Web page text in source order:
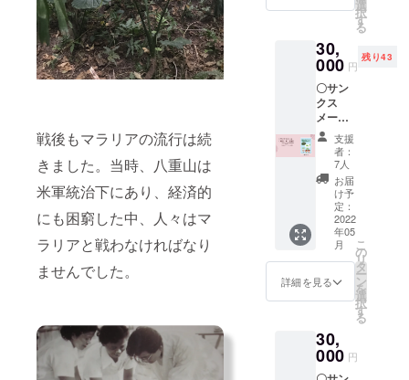
戦後もマラリアの流行は続
きました。当時、八重山は
米軍統治下にあり、経済的
にも困窮した中、人々はマ
ラリアと戦わなければなり
ませんでした。
どもた
ちへの
メッ
セージ
5月に郵
送いた
しま
す。 な
お掲載
の写
真・図
版・文
章の無
断転載
は、固
くお断
りいた
用、な
掲載の
写真・
図版・
文章の
無断転
載は、
固くお
断りい
たしま
す。
選
択
す
る
30,
000 円
残り43
〇サン
クス
メール
〇絵本
「八重
山のマ
ラリ
ア」(仮
題）
B5版
24P カ
ラー 八
重山の
マラリ
アの歴
史の絵
ラリア
と闘っ
た人々
支援
者：
7人
お届
け予
定：
2022
年05
月
詳細を見る
こ
の
リ
タ
ー
ン
を
選
択
す
る
30,
000 円